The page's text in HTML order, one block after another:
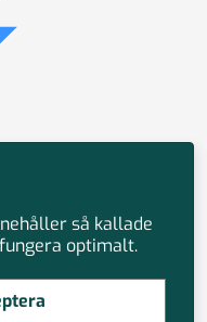
så kallade
optimalt.